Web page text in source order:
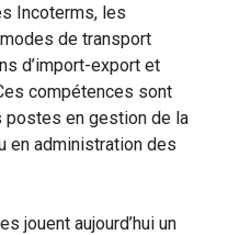
Incoterms, les
de transport
d’import-export et
compétences sont
en gestion de la
en administration des
jouent aujourd’hui un